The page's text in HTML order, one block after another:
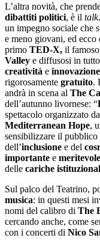
L’altra novità, che
dibattiti politici, è il talk.
un impegno sociale che
e meno giovani, ed
primo TED-X, il famoso
Valley e diffusosi in
creatività e innovazione
rigorosamente gratuito.
andrà in scena al The
dell’autunno livornese: “
spettacolo organizzato
Mediterranean Hope,
sensibilizzare il pubblico
dell’inclusione e del
importante e
delle cariche
Sul palco del Teatrino,
musica: in questi mesi
nomi del calibro di The
cercando anche, come
con i concerti di Nico